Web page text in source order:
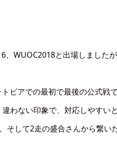
、WUOC2018と出場しました
ビアでの最初で最後の公式戦
わない印象で、対応しやすい
そして2走の盛合さんから繋い